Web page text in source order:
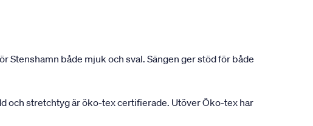
Stenshamn både mjuk och sval. Sängen ger stöd för både
och stretchtyg är öko-tex certifierade. Utöver Öko-tex har